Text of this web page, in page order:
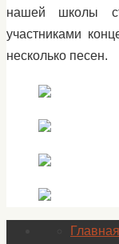
нашей школы
участниками
несколько песен.
Главная